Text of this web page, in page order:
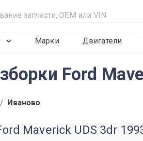
Марки Двигатели
Ford
/ Иваново
Maverick UDS 3dr